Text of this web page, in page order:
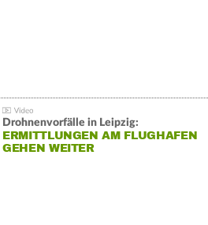
Drohnenvorfälle in Leipzig:
ERMITTLUNGEN AM FLUGHAFEN
GEHEN WEITER